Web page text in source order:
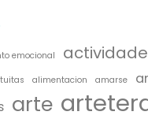
emocional
alimentacion amarse
arte